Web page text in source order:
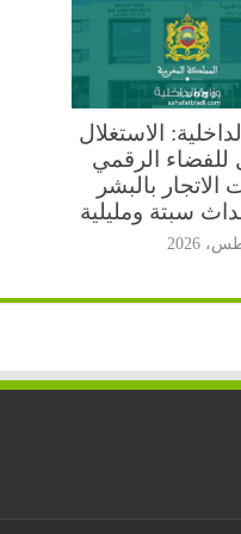
الاستغلال
للفضاء الرقمي
بالبشر
سبتة ومليلية